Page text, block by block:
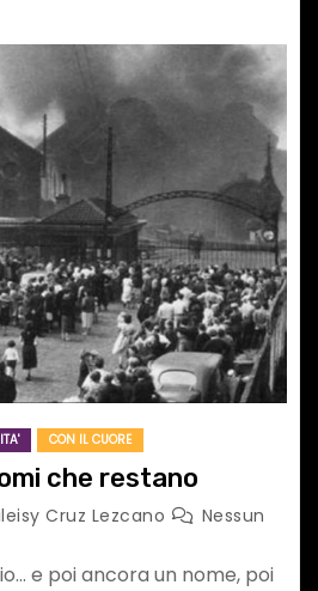
CON IL CUORE
che restano
Cruz Lezcano
Nessun
e poi ancora un nome, poi